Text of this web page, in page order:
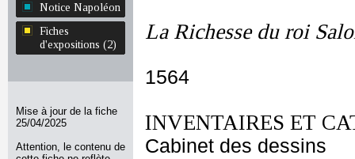
Notice Napoléon
Fiches
d'expositions (2)
Mise à jour de la fiche
25/04/2025
Attention, le contenu de
La Richesse du roi
1564
INVENTAIRES ET
Cabinet des dessins